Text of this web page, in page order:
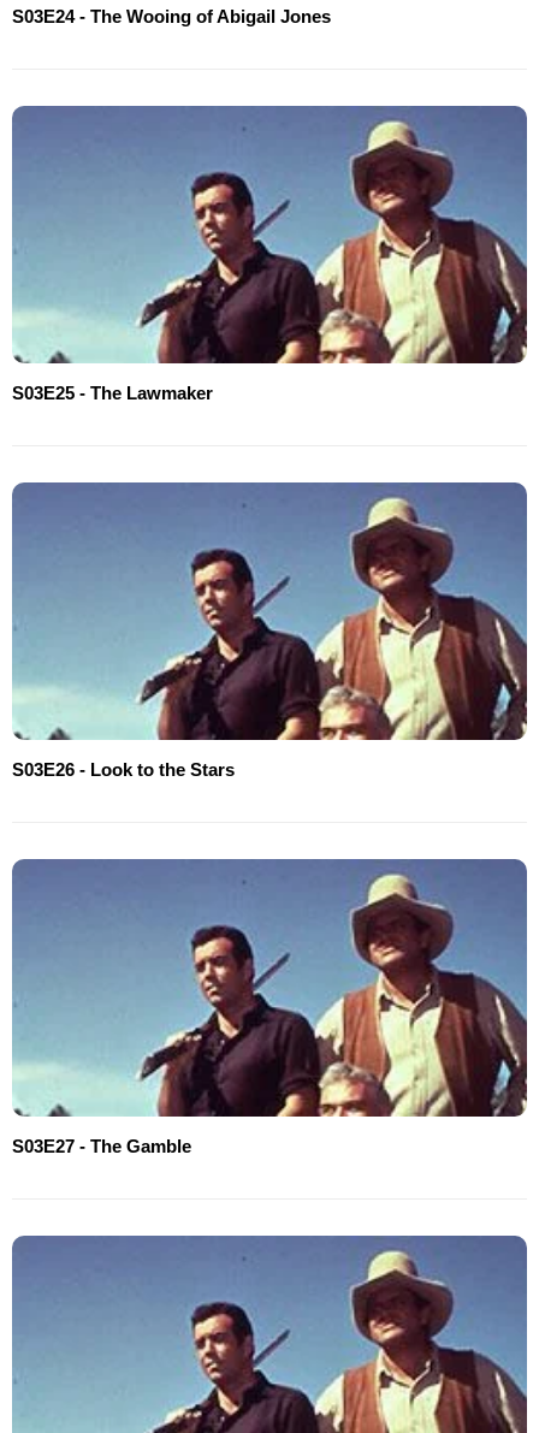
S03E24 - The Wooing of Abigail Jones
S03E25 - The Lawmaker
S03E26 - Look to the Stars
S03E27 - The Gamble